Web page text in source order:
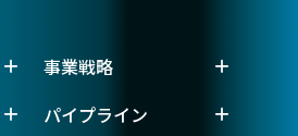
事業戦略
パイプライン